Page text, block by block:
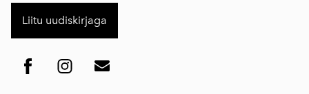
Liitu uudiskirjaga